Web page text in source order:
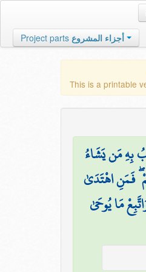
Project parts أجزاء المشروع
This is a printable
بِهِ مَن يَشَاءُ
فَمَنِ اهْتَدَىٰ
مَا يُوحَىٰ